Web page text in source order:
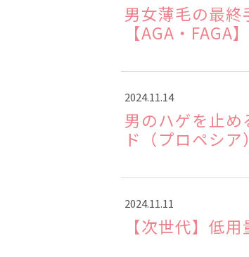
男女薄毛の最終
【AGA・FAGA】
2024.11.14
男のハゲを止め
ド（プロペシア
2024.11.11
【次世代】低